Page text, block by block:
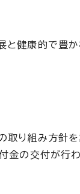
健康的で豊
り組み方針を
金の交付が行わ